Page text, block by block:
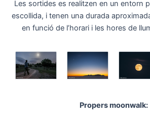
Les sortides es realitzen en un entorn
escollida, i tenen una durada
en funció de l’horari i les hores de
Propers moonwalk: